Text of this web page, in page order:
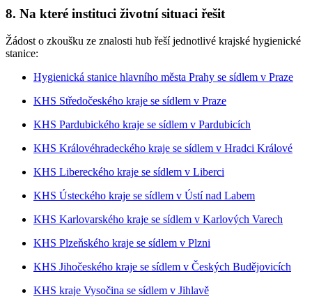
8. Na které instituci životní situaci řešit
Žádost o zkoušku ze znalosti hub řeší jednotlivé krajské hygienické
stanice:
Hygienická stanice hlavního města Prahy se sídlem v Praze
KHS Středočeského kraje se sídlem v Praze
KHS Pardubického kraje se sídlem v Pardubicích
KHS Královéhradeckého kraje se sídlem v Hradci Králové
KHS Libereckého kraje se sídlem v Liberci
KHS Ústeckého kraje se sídlem v Ústí nad Labem
KHS Karlovarského kraje se sídlem v Karlových Varech
KHS Plzeňského kraje se sídlem v Plzni
KHS Jihočeského kraje se sídlem v Českých Budějovicích
KHS kraje Vysočina se sídlem v Jihlavě